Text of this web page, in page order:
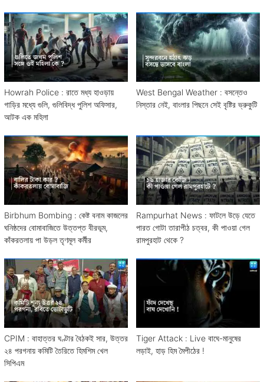
Howrah Police : রাতে মধ্য হাওড়ায়
গাড়ির মধ্যে গুলি, গুলিবিদ্ধ পুলিশ অফিসার,
আটক এক মহিলা
West Bengal Weather : বসন্তেও
নিস্তার নেই, বাংলার পিছনে সেই বৃষ্টির ভ্রুকুটি
Birbhum Bombing : কেষ্ট বনাম কাজলের
ঘনিষ্ঠদের বোমাবাজিতে উত্তপ্ত বীরভূম,
কাঁকরতলায় পা উড়ল তৃণমূল কর্মীর
Rampurhat News : ফাটলে উড়ে যেতে
পারত গোটা তারাপীঠ চত্বর, কী পাওয়া গেল
রামপুরহাট থেকে ?
CPIM : বাহাত্তর ঘণ্টার বৈঠকই সার, উত্তর
২৪ পরগনায় কমিটি তৈরিতে হিমশিম খেল
সিপিএম
Tiger Attack : Live বাঘে-মানুষের
লড়াই, হাড় হিম মৈপীঠের !